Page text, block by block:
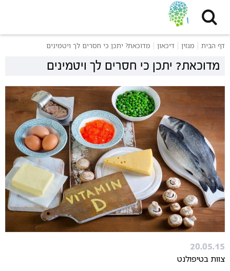
דף הבית מגזין דיכאון מדוכאת? יתכן כי חסרים לך ויטמינים
מדוכאת? יתכן כי חסרים לך ויטמינים
20.05.15
צוות בטיפולנט